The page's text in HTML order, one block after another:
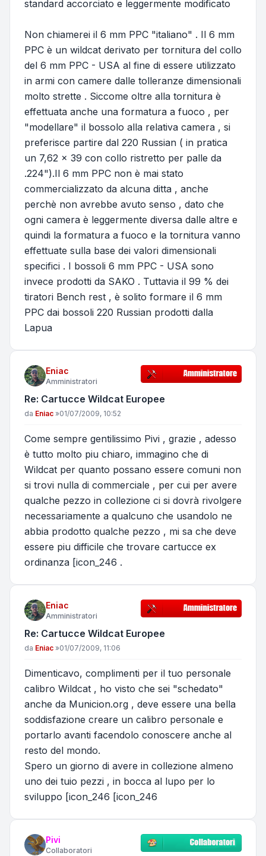
standard accorciato e leggermente modificato
Non chiamerei il 6 mm PPC "italiano" . Il 6 mm
PPC è un wildcat derivato per tornitura del collo
del 6 mm PPC - USA al fine di essere utilizzato
in armi con camere dalle tolleranze dimensionali
molto strette . Siccome oltre alla tornitura è
effettuata anche una formatura a fuoco , per
"modellare" il bossolo alla relativa camera , si
preferisce partire dal 220 Russian ( in pratica
un 7,62 x 39 con collo ristretto per palle da
.224").Il 6 mm PPC non è mai stato
commercializzato da alcuna ditta , anche
perchè non avrebbe avuto senso , dato che
ogni camera è leggermente diversa dalle altre e
quindi la formatura a fuoco e la tornitura vanno
effettuate sulla base dei valori dimensionali
specifici . I bossoli 6 mm PPC - USA sono
invece prodotti da SAKO . Tuttavia il 99 % dei
tiratori Bench rest , è solito formare il 6 mm
PPC dai bossoli 220 Russian prodotti dalla
Lapua
Eniac
Amministratori
Re: Cartucce Wildcat Europee
Messaggio
da Eniac »01/07/2009, 10:52
Come sempre gentilissimo Pivi , grazie , adesso
è tutto molto piu chiaro, immagino che di
Wildcat per quanto possano essere comuni non
si trovi nulla di commerciale , per cui per avere
qualche pezzo in collezione ci si dovrà rivolgere
necessariamente a qualcuno che usandolo ne
abbia prodotto qualche pezzo , mi sa che deve
essere piu difficile che trovare cartucce ex
ordinanza [icon_246 .
Eniac
Amministratori
Re: Cartucce Wildcat Europee
Messaggio
da Eniac »01/07/2009, 11:06
Dimenticavo, complimenti per il tuo personale
calibro Wildcat , ho visto che sei "schedato"
anche da Municion.org , deve essere una bella
soddisfazione creare un calibro personale e
portarlo avanti facendolo conoscere anche al
resto del mondo.
Spero un giorno di avere in collezione almeno
uno dei tuio pezzi , in bocca al lupo per lo
sviluppo [icon_246 [icon_246
Pivi
Collaboratori